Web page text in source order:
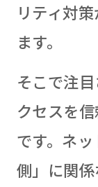
リティ対
ます。
そこで注
クセスを
です。ネ
側」に関